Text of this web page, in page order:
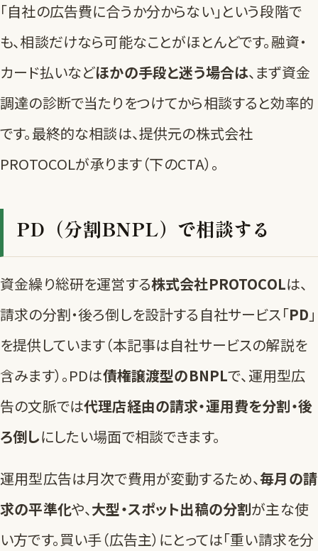
「自社の広告費に合うか分からない」という段階で
も、相談だけなら可能なことがほとんどです。融資・
カード払いなどほかの手段と迷う場合は、まず資金
調達の診断で当たりをつけてから相談すると効率的
です。最終的な相談は、提供元の株式会社
PROTOCOLが承ります（下のCTA）。
PD（分割BNPL）で相談する
資金繰り総研を運営する株式会社PROTOCOLは、
請求の分割・後ろ倒しを設計する自社サービス「PD 」
を提供しています（本記事は自社サービスの解説を
含みます）。PDは債権譲渡型のBNPLで、運用型広
告の文脈では代理店経由の請求・運用費を分割・後
ろ倒しにしたい場面で相談できます。
運用型広告は月次で費用が変動するため、毎月の請
求の平準化や、大型・スポット出稿の分割が主な使
い方です。買い手（広告主）にとっては「重い請求を分